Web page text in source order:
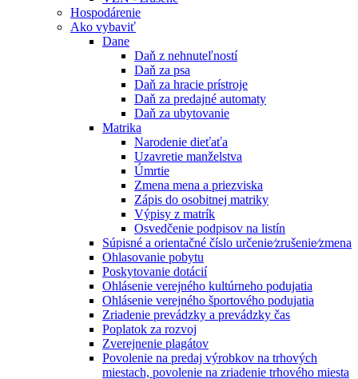
Hospodárenie
Ako vybaviť
Dane
Daň z nehnuteľností
Daň za psa
Daň za hracie prístroje
Daň za predajné automaty
Daň za ubytovanie
Matrika
Narodenie dieťaťa
Uzavretie manželstva
Úmrtie
Zmena mena a priezviska
Zápis do osobitnej matriky
Výpisy z matrík
Osvedčenie podpisov na listín
Súpisné a orientačné číslo určenie⁄zrušenie⁄zmena
Ohlasovanie pobytu
Poskytovanie dotácií
Ohlásenie verejného kultúrneho podujatia
Ohlásenie verejného športového podujatia
Zriadenie prevádzky a prevádzky čas
Poplatok za rozvoj
Zverejnenie plagátov
Povolenie na predaj výrobkov na trhových
miestach, povolenie na zriadenie trhového miesta